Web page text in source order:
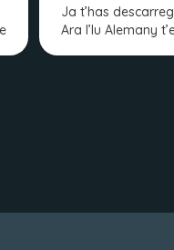
Ja t’has
Ara l’Iu Alemany